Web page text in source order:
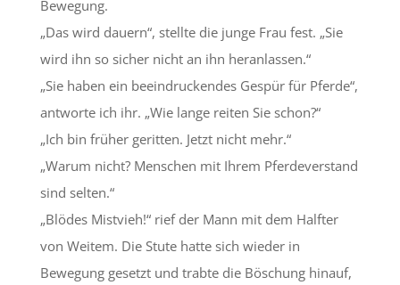
Bewegung.
„Das wird dauern“, stellte die junge Frau fest. „Sie
wird ihn so sicher nicht an ihn heranlassen.“
„Sie haben ein beeindruckendes Gespür für Pferde“,
antworte ich ihr. „Wie lange reiten Sie schon?“
„Ich bin früher geritten. Jetzt nicht mehr.“
„Warum nicht? Menschen mit Ihrem Pferdeverstand
sind selten.“
„Blödes Mistvieh!“ rief der Mann mit dem Halfter
von Weitem. Die Stute hatte sich wieder in
Bewegung gesetzt und trabte die Böschung hinauf,